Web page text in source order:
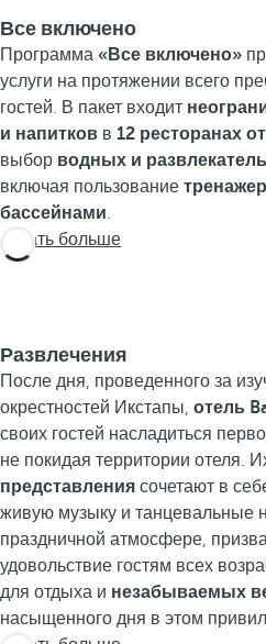
Все включено
Программа «Все включено»
услуги на протяжении всего
гостей. В пакет входит
и напитков в 12 ресторанах
выбор водных и
включая пользование
бассейнами
Узнать больше
Развлечения
После дня, проведенного за
окрестностей Икстапы, отель
своих гостей насладиться
не покидая территории отеля.
представления сочетают в
живую музыку и танцевальные
праздничной атмосфере,
удовольствие гостям всех
для отдыха и незабываемых
насыщенного дня в этом